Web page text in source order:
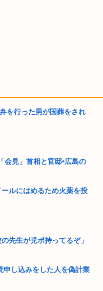
を行った男が国葬をされ
会見」首相と官邸•広島の
ールにはめるため火薬を投
先生が児ポ持ってるぞ」
申し込みをした人を偽計業